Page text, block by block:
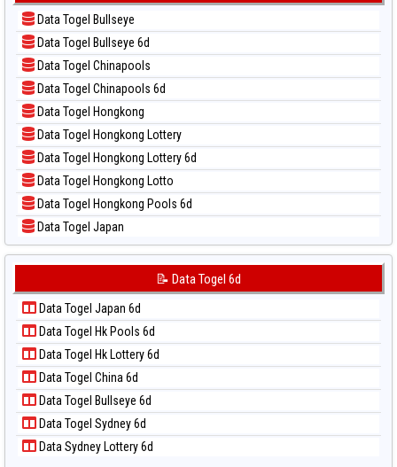
📊 Statistik Sydney Pools 6d
📊 Statistik Taipei
📊 Statistik Taiwan
📝 Pola Dasar Kuda Lari
📝 Pola Dasar Magnum Cambodia
📝 Pola Dasar Nagoya
📝 Pola Dasar North Carolina Day
📝 Pola Dasar Pcso
📝 Pola Dasar Sao Paulo
📝 Pola Dasar Singapore
📝 Pola Dasar Sydney
📝 Pola Dasar Sydney Lottery
📝 Pola Dasar Sydney Lottery 6d
📝 Pola Dasar Sydney Lotto
📝 Pola Dasar Taiwan
Data Togel Bullseye
Data Togel Bullseye 6d
Data Togel Chinapools
Data Togel Chinapools 6d
Data Togel Hongkong
Data Togel Hongkong Lottery
Data Togel Hongkong Lottery 6d
Data Togel Hongkong Lotto
Data Togel Hongkong Pools 6d
Data Togel Japan
Data Togel Japan 6d
Data Togel Kuda Lari
Data Togel Magnum Cambodia
Data Togel Nagoya
Data Togel North Carolina Day
Data Togel Pcso
Data Togel Sao Paulo
Data Togel Singapore
Data Togel Sydney
📝 Data Togel 6d
Data Togel Japan 6d
Data Togel Hk Pools 6d
Data Togel Hk Lottery 6d
Data Togel China 6d
Data Togel Bullseye 6d
Data Togel Sydney 6d
Data Sydney Lottery 6d